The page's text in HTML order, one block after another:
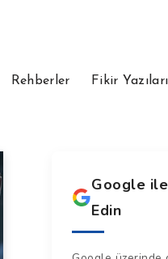
Rehberler Fikir Yazıları
Google
Edin